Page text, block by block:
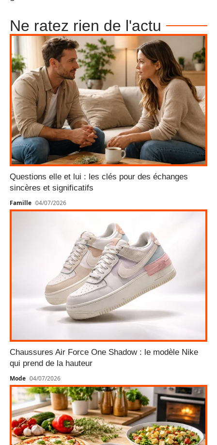
Ne ratez rien de l'actu
Questions elle et lui : les clés pour des échanges
sincères et significatifs
Famille 04/07/2026
Chaussures Air Force One Shadow : le modèle Nike
qui prend de la hauteur
Mode 04/07/2026